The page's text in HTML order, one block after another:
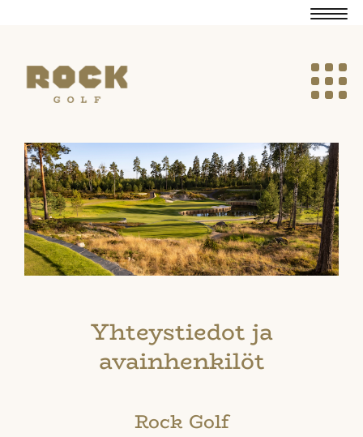
Yhteystiedot ja
avainhenkilöt
Rock Golf